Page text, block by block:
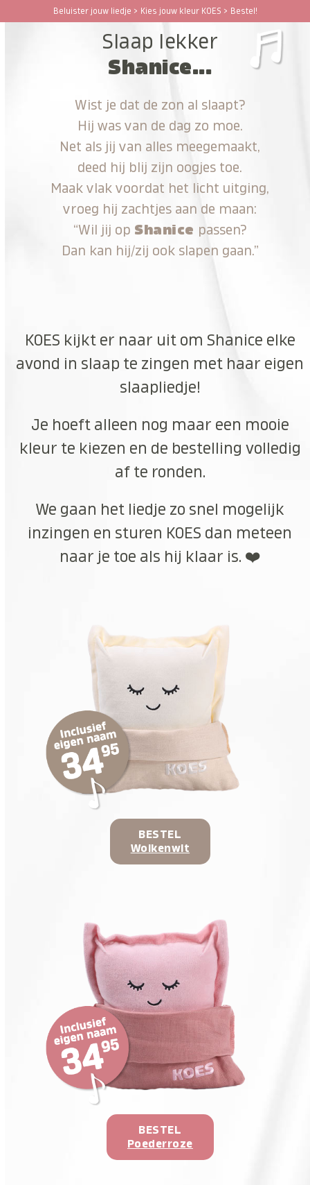
Beluister jouw liedje > Kies jouw kleur KOES > Bestel!
Open
Close
Slaap lekker
Shanice...
Wist je dat de zon al slaapt?
Hij was van de dag zo moe.
Net als jij van alles meegemaakt,
deed hij blij zijn oogjes toe.
Maak vlak voordat het licht uitging,
vroeg hij zachtjes aan de maan:
“Wil jij op Shanice passen?
Dan kan hij/zij ook slapen gaan.”
KOES kijkt er naar uit om Shanice elke
avond in slaap te zingen met haar eigen
slaapliedje!
Je hoeft alleen nog maar een mooie
kleur te kiezen en de bestelling volledig
af te ronden.
We gaan het liedje zo snel mogelijk
inzingen en sturen KOES dan meteen
naar je toe als hij klaar is. ❤️
BESTEL
Wolkenwit
BESTEL
Poederroze